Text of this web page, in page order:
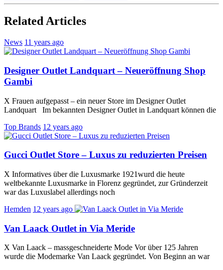
Related Articles
News 11 years ago
Designer Outlet Landquart – Neueröffnung Shop
Gambi
X Frauen aufgepasst – ein neuer Store im Designer Outlet
Landquart Im bekannten Designer Outlet in Landquart können die
Top Brands 12 years ago
Gucci Outlet Store – Luxus zu reduzierten Preisen
X Informatives über die Luxusmarke 1921wurd die heute
weltbekannte Luxusmarke in Florenz gegründet, zur Gründerzeit
war das Luxuslabel allerdings noch
Hemden 12 years ago
Van Laack Outlet in Via Meride
X Van Laack – massgeschneiderte Mode Vor über 125 Jahren
wurde die Modemarke Van Laack gegründet. Von Beginn an war